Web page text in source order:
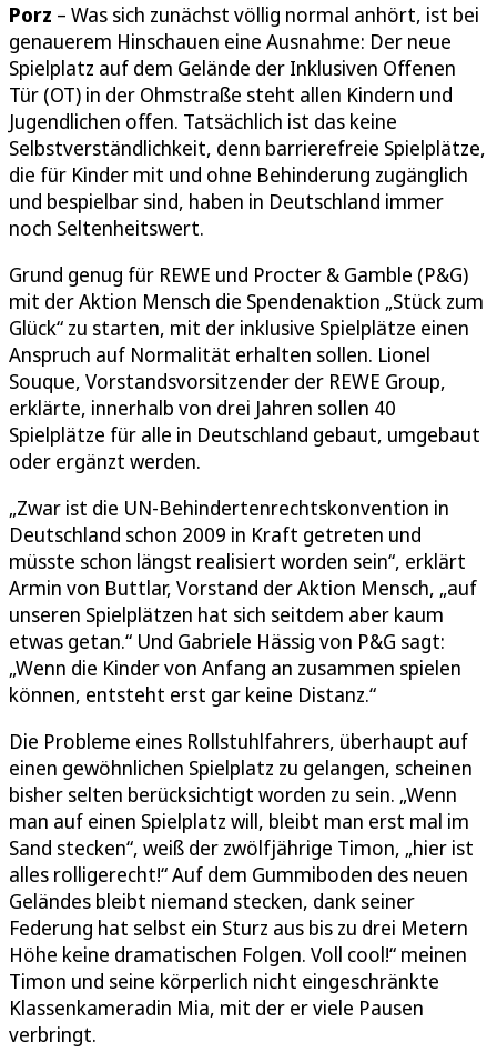
Porz – Was sich zunächst völlig normal anhört, ist bei
genauerem Hinschauen eine Ausnahme: Der neue
Spielplatz auf dem Gelände der Inklusiven Offenen
Tür (OT) in der Ohmstraße steht allen Kindern und
Jugendlichen offen. Tatsächlich ist das keine
Selbstverständlichkeit, denn barrierefreie Spielplätze,
die für Kinder mit und ohne Behinderung zugänglich
und bespielbar sind, haben in Deutschland immer
noch Seltenheitswert.
Grund genug für REWE und Procter & Gamble (P&G)
mit der Aktion Mensch die Spendenaktion „Stück zum
Glück“ zu starten, mit der inklusive Spielplätze einen
Anspruch auf Normalität erhalten sollen. Lionel
Souque, Vorstandsvorsitzender der REWE Group,
erklärte, innerhalb von drei Jahren sollen 40
Spielplätze für alle in Deutschland gebaut, umgebaut
oder ergänzt werden.
„Zwar ist die UN-Behindertenrechtskonvention in
Deutschland schon 2009 in Kraft getreten und
müsste schon längst realisiert worden sein“, erklärt
Armin von Buttlar, Vorstand der Aktion Mensch, „auf
unseren Spielplätzen hat sich seitdem aber kaum
etwas getan.“ Und Gabriele Hässig von P&G sagt:
„Wenn die Kinder von Anfang an zusammen spielen
können, entsteht erst gar keine Distanz.“
Die Probleme eines Rollstuhlfahrers, überhaupt auf
einen gewöhnlichen Spielplatz zu gelangen, scheinen
bisher selten berücksichtigt worden zu sein. „Wenn
man auf einen Spielplatz will, bleibt man erst mal im
Sand stecken“, weiß der zwölfjährige Timon, „hier ist
alles rolligerecht!“ Auf dem Gummiboden des neuen
Geländes bleibt niemand stecken, dank seiner
Federung hat selbst ein Sturz aus bis zu drei Metern
Höhe keine dramatischen Folgen. Voll cool!“ meinen
Timon und seine körperlich nicht eingeschränkte
Klassenkameradin Mia, mit der er viele Pausen
verbringt.